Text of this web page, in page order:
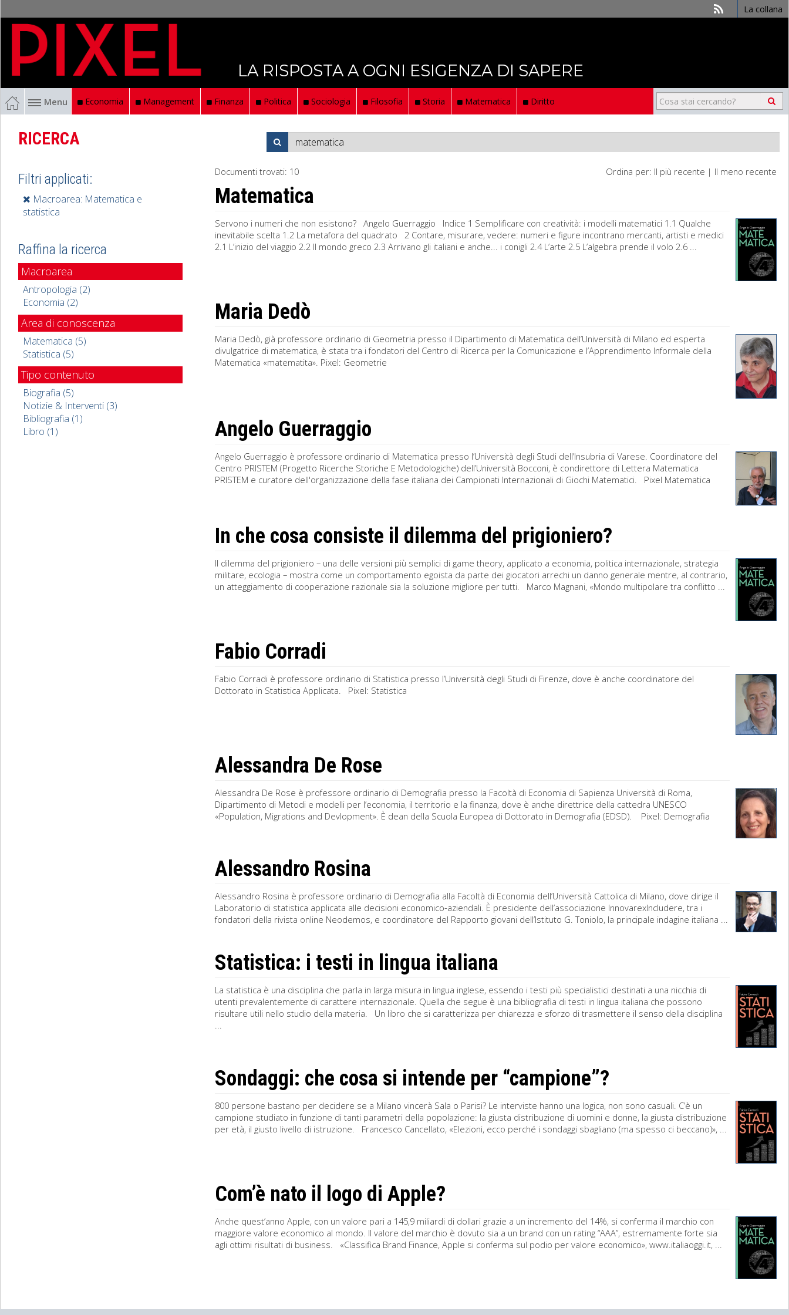
La collana
LA RISPOSTA A OGNI ESIGENZA DI SAPERE
Menu Economia Management Finanza Politica Sociologia Filosofia Storia Matematica Diritto
RICERCA
Ordina per: Il più recente | Il meno recente
Documenti trovati: 10
Matematica
Servono i numeri che non esistono? Angelo Guerraggio Indice 1 Semplificare con creatività: i modelli matematici 1.1 Qualche
inevitabile scelta 1.2 La metafora del quadrato 2 Contare, misurare, vedere: numeri e figure incontrano mercanti, artisti e medici
2.1 L’inizio del viaggio 2.2 Il mondo greco 2.3 Arrivano gli italiani e anche... i conigli 2.4 L’arte 2.5 L’algebra prende il volo 2.6 ...
Maria Dedò
Maria Dedò, già professore ordinario di Geometria presso il Dipartimento di Matematica dell’Università di Milano ed esperta
divulgatrice di matematica, è stata tra i fondatori del Centro di Ricerca per la Comunicazione e l’Apprendimento Informale della
Matematica «matematita». Pixel: Geometrie
Angelo Guerraggio
Angelo Guerraggio è professore ordinario di Matematica presso l’Università degli Studi dell’Insubria di Varese. Coordinatore del
Centro PRISTEM (Progetto Ricerche Storiche E Metodologiche) dell’Università Bocconi, è condirettore di Lettera Matematica
PRISTEM e curatore dell'organizzazione della fase italiana dei Campionati Internazionali di Giochi Matematici. Pixel Matematica
In che cosa consiste il dilemma del prigioniero?
Il dilemma del prigioniero – una delle versioni più semplici di game theory, applicato a economia, politica internazionale, strategia
militare, ecologia – mostra come un comportamento egoista da parte dei giocatori arrechi un danno generale mentre, al contrario,
un atteggiamento di cooperazione razionale sia la soluzione migliore per tutti. Marco Magnani, «Mondo multipolare tra conflitto ...
Fabio Corradi
Fabio Corradi è professore ordinario di Statistica presso l’Università degli Studi di Firenze, dove è anche coordinatore del
Dottorato in Statistica Applicata. Pixel: Statistica
Alessandra De Rose
Alessandra De Rose è professore ordinario di Demografia presso la Facoltà di Economia di Sapienza Università di Roma,
Dipartimento di Metodi e modelli per l’economia, il territorio e la finanza, dove è anche direttrice della cattedra UNESCO
«Population, Migrations and Devlopment». È dean della Scuola Europea di Dottorato in Demografia (EDSD). Pixel: Demografia
Alessandro Rosina
Alessandro Rosina è professore ordinario di Demografia alla Facoltà di Economia dell’Università Cattolica di Milano, dove dirige il
Laboratorio di statistica applicata alle decisioni economico-aziendali. È presidente dell’associazione InnovarexIncludere, tra i
fondatori della rivista online Neodemos, e coordinatore del Rapporto giovani dell’Istituto G. Toniolo, la principale indagine italiana ...
Statistica: i testi in lingua italiana
La statistica è una disciplina che parla in larga misura in lingua inglese, essendo i testi più specialistici destinati a una nicchia di
utenti prevalentemente di carattere internazionale. Quella che segue è una bibliografia di testi in lingua italiana che possono
risultare utili nello studio della materia. Un libro che si caratterizza per chiarezza e sforzo di trasmettere il senso della disciplina
...
Sondaggi: che cosa si intende per “campione”?
800 persone bastano per decidere se a Milano vincerà Sala o Parisi? Le interviste hanno una logica, non sono casuali. C’è un
campione studiato in funzione di tanti parametri della popolazione: la giusta distribuzione di uomini e donne, la giusta distribuzione
per età, il giusto livello di istruzione. Francesco Cancellato, «Elezioni, ecco perché i sondaggi sbagliano (ma spesso ci beccano)», ...
Com’è nato il logo di Apple?
Anche quest’anno Apple, con un valore pari a 145,9 miliardi di dollari grazie a un incremento del 14%, si conferma il marchio con
maggiore valore economico al mondo. Il valore del marchio è dovuto sia a un brand con un rating “AAA”, estremamente forte sia
agli ottimi risultati di business. «Classifica Brand Finance, Apple si conferma sul podio per valore economico», www.italiaoggi.it, ...
Filtri applicati:
Macroarea: Matematica e
statistica
Raffina la ricerca
Macroarea
Antropologia (2)
Economia (2)
Area di conoscenza
Matematica (5)
Statistica (5)
Tipo contenuto
Biografia (5)
Notizie & Interventi (3)
Bibliografia (1)
Libro (1)